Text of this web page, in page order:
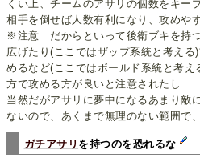
くい上、チームのアサリの個数をキー
相手を倒せば人数有利になり、攻めや
※注意 だからといって後衛ブキを持
広げたり(ここではザップ系統と考え
めるなど(ここではボールド系統と考
方で攻める方が良いと注意されたし
当然だがアサリに夢中になるあまり敵
ないので、あくまで無理のない範囲で
ガチアサリ を持つのを恐れるな